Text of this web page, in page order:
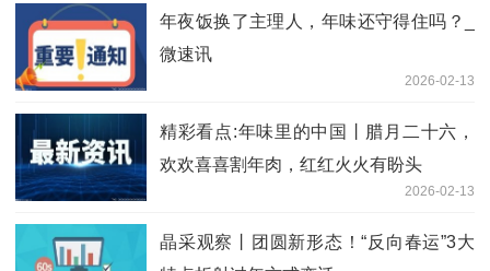
年夜饭换了主理人，年味还守得住吗？_
微速讯
2026-02-13
精彩看点:年味里的中国丨腊月二十六，
欢欢喜喜割年肉，红红火火有盼头
2026-02-13
晶采观察丨团圆新形态！“反向春运”3大